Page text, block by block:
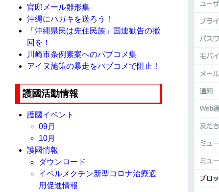
官邸メール雛形集
沖縄にハガキを送ろう！
「沖縄県民は先住民族」国連勧告の撤
回を！
川崎市条例素案へのパブコメ集
アイヌ施策の暴走をパブコメで阻止！
護國活動情報
護國イベント
09月
10月
護國情報
ダウンロード
イベルメクチン新型コロナ治療適
用促進情報